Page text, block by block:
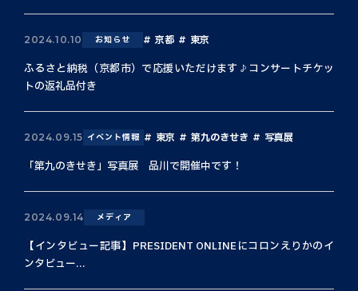
2024.10.10 お知らせ 京都 東京
ふるさと納税（京都市）で応援いただけます♪コンサートチケッ
トの返礼品付き
2024.09.15 イベント情報 東京 第九のきせき 写真展
「第九のきせき」写真展 品川で開催中です！
2024.09.14 メディア
【インタビュー記事】PRESIDENT ONLINEにコロンえりかのイ
ンタビュー...